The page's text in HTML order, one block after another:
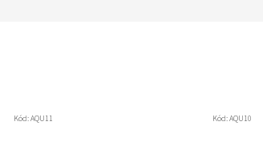
Kód:AQU11 Kód:AQU10